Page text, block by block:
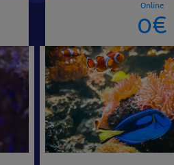
Online
0€